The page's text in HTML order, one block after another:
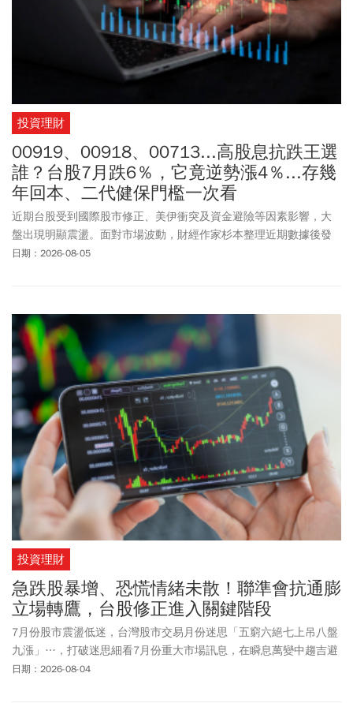
投資理財
00919、00918、00713...高股息抗跌王選
誰？台股7月跌6％，它竟逆勢漲4％...存幾
年回本、二代健保門檻一次看
近期台股受到國際股市修正、美伊衝突及資金避險等因素影響，大
盤出現明顯震盪。面對市場波動，財經作家杉本整理近期數據後發
現，00918、00713及00919等3檔熱門高股息ETF，近一個月的股價
哪一檔才是最適合亂世中穩定收息的好股票，以下請看杉本的分析...
日期：2026-08-05
投資理財
急跌股暴增、恐慌情緒未散！聯準會抗通膨
立場轉鷹，台股修正進入關鍵階段
7月份股市震盪低迷，台灣股市交易月份迷思「五窮六絕七上吊八盤
九漲」…，打破迷思細看7月份重大市場訊息，在瞬息萬變中趨吉避
凶，找尋投資機會，急跌股數量創新高，代表7月恐慌下殺股票甚
日期：2026-08-04